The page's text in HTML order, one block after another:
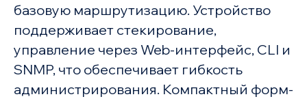
базовую маршрутизацию. Устройство
поддерживает стекирование,
управление через Web-интерфейс, CLI и
SNMP, что обеспечивает гибкость
администрирования. Компактный форм-